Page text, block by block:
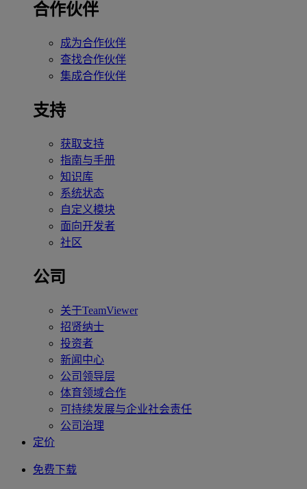
合作伙伴
成为合作伙伴
查找合作伙伴
集成合作伙伴
支持
获取支持
指南与手册
知识库
系统状态
自定义模块
面向开发者
社区
公司
关于TeamViewer
招贤纳士
投资者
新闻中心
公司领导层
体育领域合作
可持续发展与企业社会责任
公司治理
定价
免费下载